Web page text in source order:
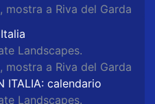
mostra a Riva del Garda
Landscapes.
mostra a Riva del Garda
ITALIA: calendario
Landscapes.